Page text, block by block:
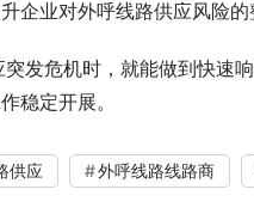
企业对外呼线路供应风险的
发危机时，就能做到快速
稳定开展。
供应 外呼线路线路商